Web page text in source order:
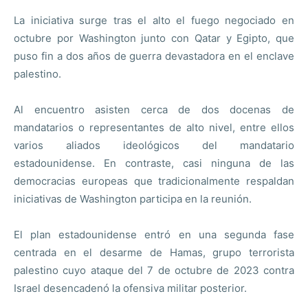
La iniciativa surge tras el alto el fuego negociado en
octubre por Washington junto con Qatar y Egipto, que
puso fin a dos años de guerra devastadora en el enclave
palestino.
Al encuentro asisten cerca de dos docenas de
mandatarios o representantes de alto nivel, entre ellos
varios aliados ideológicos del mandatario
estadounidense. En contraste, casi ninguna de las
democracias europeas que tradicionalmente respaldan
iniciativas de Washington participa en la reunión.
El plan estadounidense entró en una segunda fase
centrada en el desarme de Hamas, grupo terrorista
palestino cuyo ataque del 7 de octubre de 2023 contra
Israel desencadenó la ofensiva militar posterior.